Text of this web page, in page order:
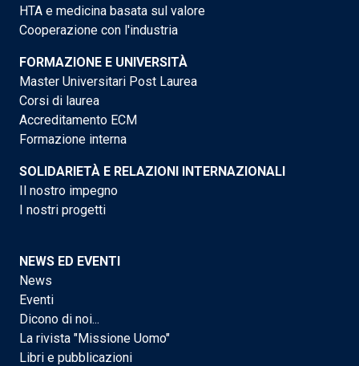
HTA e medicina basata sul valore
Cooperazione con l'industria
FORMAZIONE E UNIVERSITÀ
Master Universitari Post Laurea
Corsi di laurea
Accreditamento ECM
Formazione interna
SOLIDARIETÀ E RELAZIONI INTERNAZIONALI
Il nostro impegno
I nostri progetti
NEWS ED EVENTI
News
Eventi
Dicono di noi...
La rivista "Missione Uomo"
Libri e pubblicazioni